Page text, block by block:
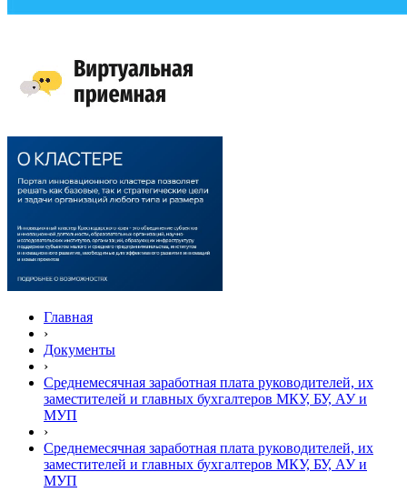
Главная
›
Документы
›
Среднемесячная заработная плата руководителей, их
заместителей и главных бухгалтеров МКУ, БУ, АУ и
МУП
›
Среднемесячная заработная плата руководителей, их
заместителей и главных бухгалтеров МКУ, БУ, АУ и
МУП